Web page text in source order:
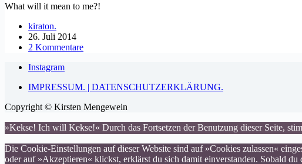
What will it mean to me?!
kiraton.
26. Juli 2014
2 Kommentare
Instagram
IMPRESSUM. | DATENSCHUTZERKLÄRUNG.
Copyright © Kirsten Mengewein
»Kekse! Ich will Kekse!« Durch das Fortsetzen der Benutzung dieser Seite,
Die Cookie-Einstellungen auf dieser Website sind auf »Cookies zulassen«
oder auf »Akzeptieren« klickst, erklärst du sich damit einverstanden. Sobald